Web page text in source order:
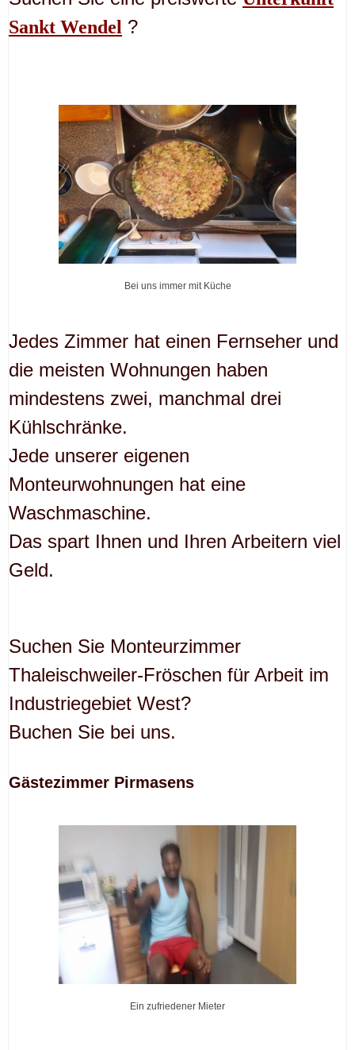
Sankt Wendel ?
Bei uns immer mit Küche
Jedes Zimmer hat einen Fernseher und
die meisten Wohnungen haben
mindestens zwei, manchmal drei
Kühlschränke.
Jede unserer eigenen
Monteurwohnungen hat eine
Waschmaschine.
Das spart Ihnen und Ihren Arbeitern viel
Geld.
Suchen Sie Monteurzimmer
Thaleischweiler-Fröschen für Arbeit im
Industriegebiet West?
Buchen Sie bei uns.
Gästezimmer Pirmasens
Ein zufriedener Mieter